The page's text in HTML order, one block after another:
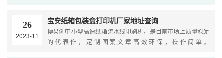
26
2023-11
宝安纸箱包装盒打印机厂家地址查询
博易创中小型高速纸箱流水线印刷机，是目前市场上质量稳定
的代表作，定制图案文章高效环保，操作简单。